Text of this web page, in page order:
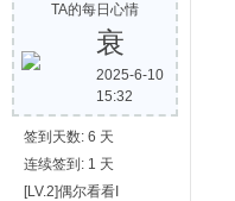
TA的每日心情
衰
2025-6-10
15:32
签到天数: 6 天
连续签到: 1 天
[LV.2]偶尔看看I